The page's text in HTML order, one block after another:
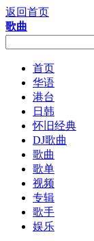
返回首页
歌曲
首页
华语
港台
日韩
怀旧经典
DJ歌曲
歌曲
歌单
视频
专辑
歌手
娱乐